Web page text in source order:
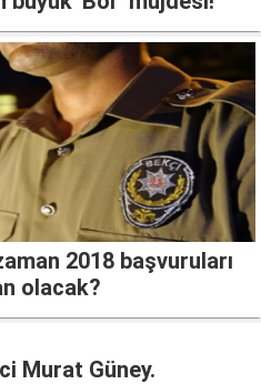
2018 başvuruları
olacak?
Murat Güney.